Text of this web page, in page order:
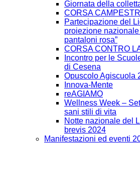
Giornata della
CORSA
Partecipazione del
proiezione
pantaloni rosa”
CORSA CONTRO
Incontro per le
di Cesena
Opuscolo Agiscuola
Innova-Mente
reAGIAMO
Wellness Week –
sani stili di vita
Notte nazionale del
brevis 2024
Manifestazioni ed eventi